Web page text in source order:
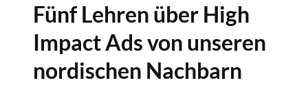
Fünf Lehren über High
Impact Ads von unseren
nordischen Nachbarn